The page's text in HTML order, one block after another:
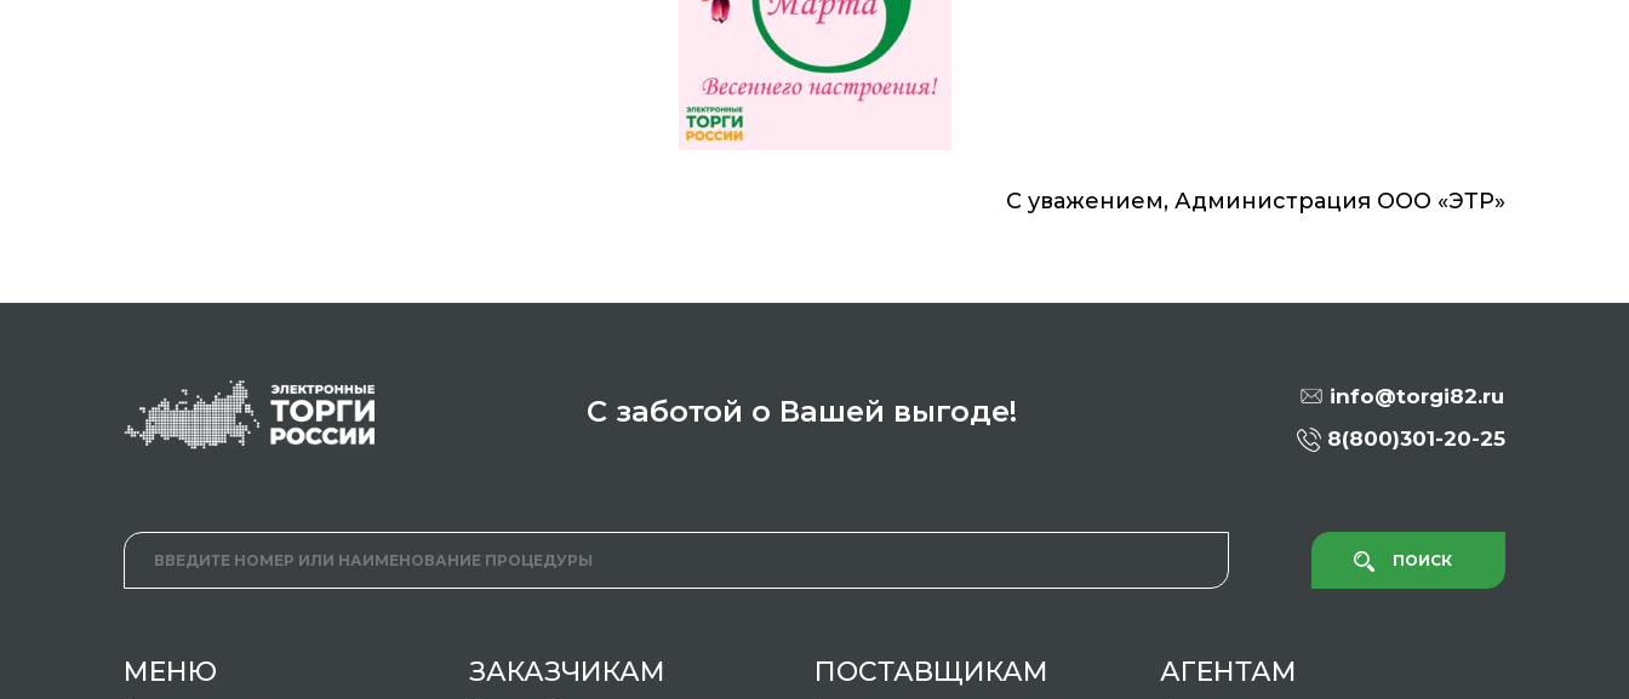
С уважением, Администрация ООО «ЭТР»
С заботой о Вашей выгоде!
info@torgi82.ru
8(800)301-20-25
ПОИСК
МЕНЮ ЗАКАЗЧИКАМ ПОСТАВЩИКАМ АГЕНТАМ